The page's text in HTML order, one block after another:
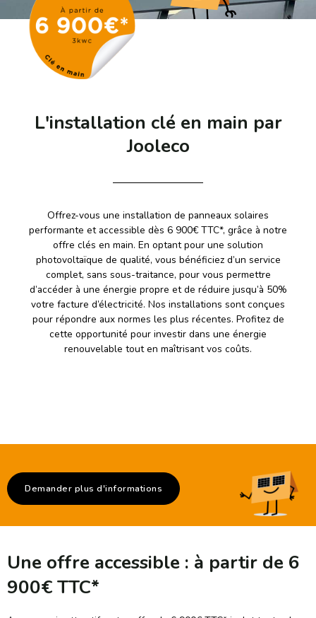
L'installation clé en main par
Jooleco
Offrez-vous une installation de panneaux solaires
performante et accessible dès 6 900€ TTC*, grâce à notre
offre clés en main. En optant pour une solution
photovoltaïque de qualité, vous bénéficiez d’un service
complet, sans sous-traitance, pour vous permettre
d’accéder à une énergie propre et de réduire jusqu’à 50%
votre facture d’électricité. Nos installations sont conçues
pour répondre aux normes les plus récentes. Profitez de
cette opportunité pour investir dans une énergie
renouvelable tout en maîtrisant vos coûts.
Demander plus d'informations
Une offre accessible : à partir de 6
900€ TTC*